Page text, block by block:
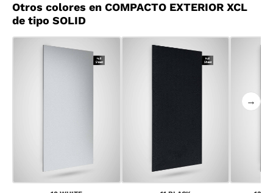
Otros colores en COMPACTO EXTERIOR XCL
de tipo SOLID
→